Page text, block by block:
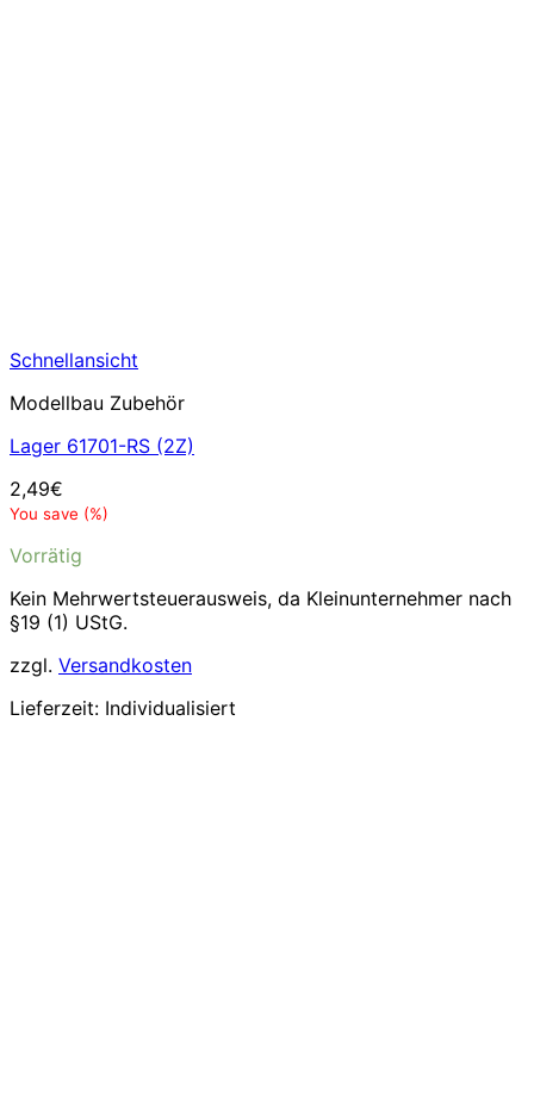
Schnellansicht
Modellbau Zubehör
Lager 61701-RS (2Z)
2,49€
You save (%)
Vorrätig
Kein Mehrwertsteuerausweis, da Kleinunternehmer nach
§19 (1) UStG.
zzgl. Versandkosten
Lieferzeit: Individualisiert